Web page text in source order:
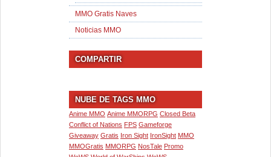
MMO Gratis Naves
Noticias MMO
COMPARTIR
NUBE DE TAGS MMO
Anime MMO Anime MMORPG Closed Beta
Conflict of Nations FPS Gameforge
Giveaway Gratis Iron Sight IronSight MMO
MMOGratis MMORPG NosTale Promo